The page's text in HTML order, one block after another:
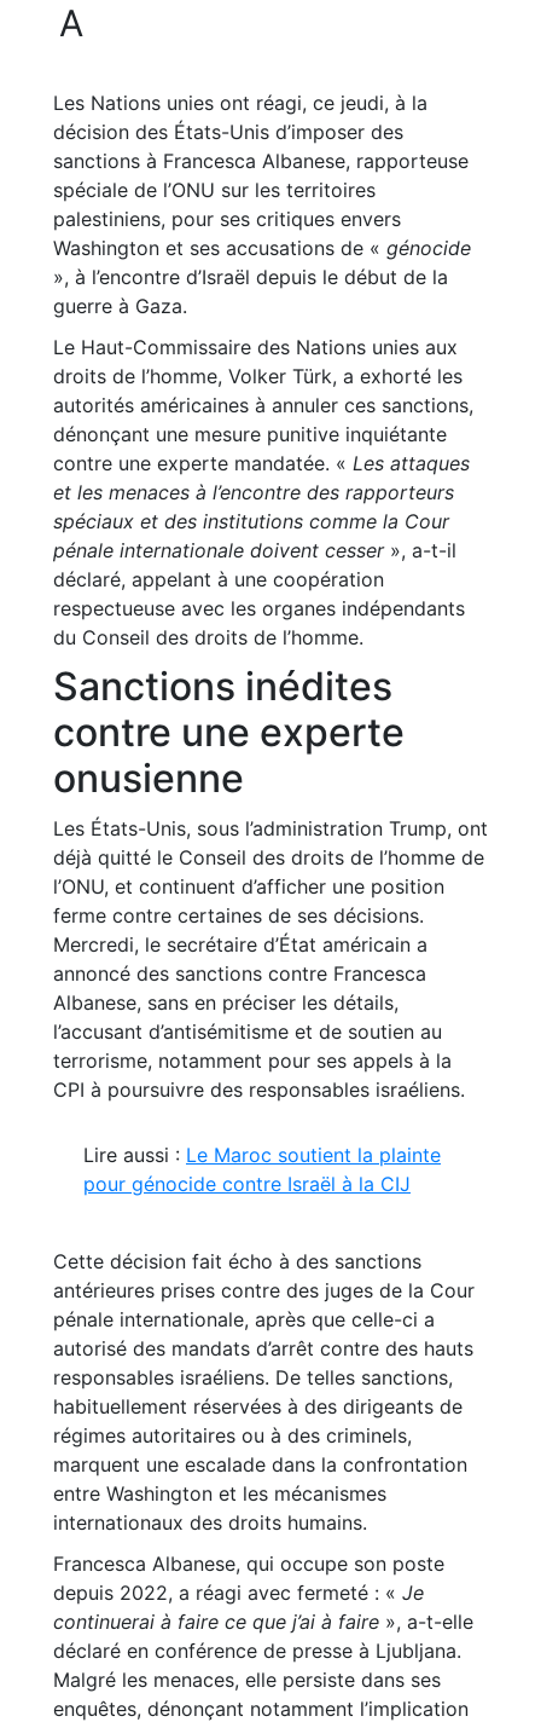
A
Les Nations unies ont réagi, ce jeudi, à la
décision des États-Unis d’imposer des
sanctions à Francesca Albanese, rapporteuse
spéciale de l’ONU sur les territoires
palestiniens, pour ses critiques envers
Washington et ses accusations de « génocide
», à l’encontre d’Israël depuis le début de la
guerre à Gaza.
Le Haut-Commissaire des Nations unies aux
droits de l’homme, Volker Türk, a exhorté les
autorités américaines à annuler ces sanctions,
dénonçant une mesure punitive inquiétante
contre une experte mandatée. « Les attaques
et les menaces à l’encontre des rapporteurs
spéciaux et des institutions comme la Cour
pénale internationale doivent cesser», a-t-il
déclaré, appelant à une coopération
respectueuse avec les organes indépendants
du Conseil des droits de l’homme.
Sanctions inédites
contre une experte
onusienne
Les États-Unis, sous l’administration Trump, ont
déjà quitté le Conseil des droits de l’homme de
l’ONU, et continuent d’afficher une position
ferme contre certaines de ses décisions.
Mercredi, le secrétaire d’État américain a
annoncé des sanctions contre Francesca
Albanese, sans en préciser les détails,
l’accusant d’antisémitisme et de soutien au
terrorisme, notamment pour ses appels à la
CPI à poursuivre des responsables israéliens.
Lire aussi : Le Maroc soutient la plainte
pour génocide contre Israël à la CIJ
Cette décision fait écho à des sanctions
antérieures prises contre des juges de la Cour
pénale internationale, après que celle-ci a
autorisé des mandats d’arrêt contre des hauts
responsables israéliens. De telles sanctions,
habituellement réservées à des dirigeants de
régimes autoritaires ou à des criminels,
marquent une escalade dans la confrontation
entre Washington et les mécanismes
internationaux des droits humains.
Francesca Albanese, qui occupe son poste
depuis 2022, a réagi avec fermeté : « Je
continuerai à faire ce que j’ai à faire », a-t-elle
déclaré en conférence de presse à Ljubljana.
Malgré les menaces, elle persiste dans ses
enquêtes, dénonçant notamment l’implication